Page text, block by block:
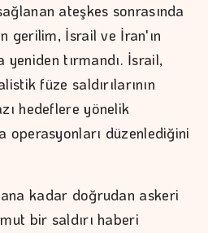
ateşkes sonrasında
gerilim, İsrail ve İran'ın
yeniden tırmandı. İsrail,
füze saldırılarının
hedeflere yönelik
operasyonları düzenlediğini
kadar doğrudan askeri
bir saldırı haberi